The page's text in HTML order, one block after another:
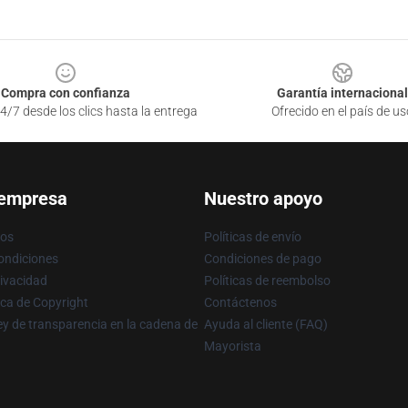
Compra con confianza
7 desde los clics hasta la entrega
Garantía internacional
Ofrecido en el país de
de Copyright
de transparencia en la cadena de
Nuestro apoyo
Políticas de envío
Condiciones de pago
Políticas de reembolso
Contáctenos
Ayuda al cliente (FAQ)
Mayorista